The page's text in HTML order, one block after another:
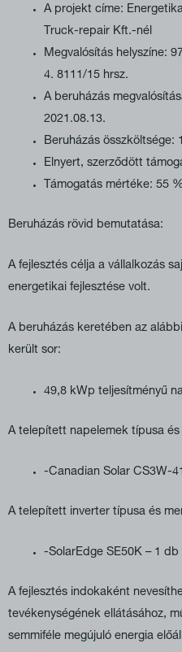
A projekt címe:
Truck-repair Kft.-nél
Megvalósítás helyszíne:
4. 8111/15 hrsz.
A beruházás
2021.08.13.
Beruházás összköltsége:
Elnyert, szerződött
Támogatás mértéke: 55
Beruházás rövid bemutatása:
A fejlesztés célja a vállalkozás
energetikai fejlesztése volt.
A beruházás keretében az
került sor:
49,8 kWp teljesítményű
A telepített napelemek típusa és
-Canadian Solar CS3W-
A telepített inverter típusa és
-SolarEdge SE50K – 1 db
A fejlesztés indokaként
tevékenységének ellátásához,
semmiféle megújuló energia